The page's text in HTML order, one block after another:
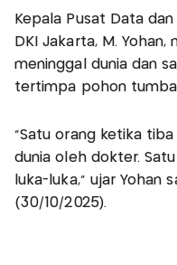
Kepala Pusat Data
DKI Jakarta, M.
meninggal dunia dan
tertimpa pohon
“Satu orang ketika tiba
dunia oleh dokter.
luka-luka,” ujar Yohan
(30/10/2025).